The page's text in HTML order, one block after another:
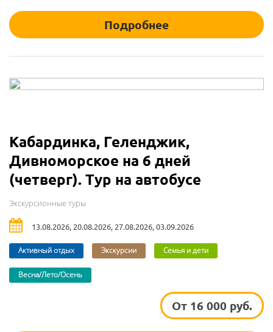
Подробнее
Кабардинка, Геленджик,
Дивноморское на 6 дней
(четверг). Тур на автобусе
Экскурсионные туры
13.08.2026, 20.08.2026, 27.08.2026, 03.09.2026
Активный отдых Экскурсии Семья и дети
Весна/Лето/Осень
От 16 000 руб.